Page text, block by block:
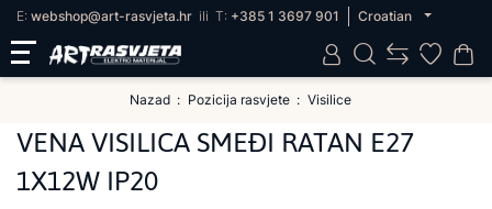
E: webshop@art-rasvjeta.hr ili T: +385 1 3697 901 Croatian
Nazad Pozicija rasvjete Visilice
VENA VISILICA SMEĐI RATAN E27
1X12W IP20